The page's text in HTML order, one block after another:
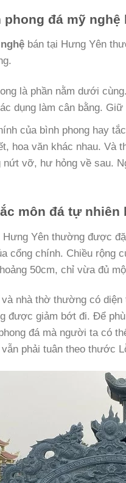
đá mỹ nghệ
bán tại Hưng Yên
là phần nằm dưới
dụng làm cân bằng.
của bình phong hay
hoa văn khác nhau. Và
vỡ, hư hỏng về sau.
môn đá tự nhiên
Hưng Yên thường được
cổng chính. Chiều rộng
50cm, chỉ vừa đủ
và nhà thờ thường có
được giảm bớt đi. Để
đá mà người ta có
phải tuân theo thước